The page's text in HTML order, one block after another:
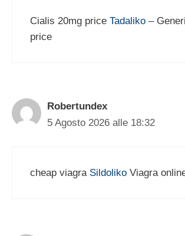
Cialis 20mg price Tadaliko –
price
Robertundex
5 Agosto 2026 alle 18:32
cheap viagra Sildoliko Viagra